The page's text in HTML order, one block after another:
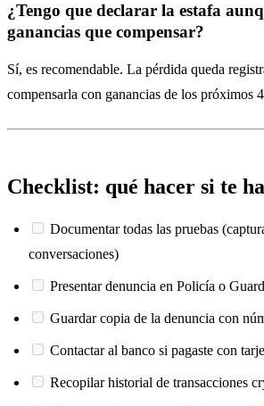
¿Tengo que declarar la estafa
ganancias que compensar?
Sí, es recomendable. La pérdida queda
compensarla con ganancias de los próximos
Checklist: qué hacer si te
Documentar todas las pruebas
conversaciones)
Presentar denuncia en Policía o
Guardar copia de la denuncia con
Contactar al banco si pagaste con
Recopilar historial de transacciones